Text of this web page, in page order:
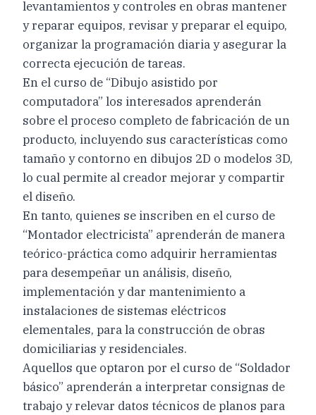
levantamientos y controles en obras mantener
y reparar equipos, revisar y preparar el equipo,
organizar la programación diaria y asegurar la
correcta ejecución de tareas.
En el curso de “Dibujo asistido por
computadora” los interesados aprenderán
sobre el proceso completo de fabricación de un
producto, incluyendo sus características como
tamaño y contorno en dibujos 2D o modelos 3D,
lo cual permite al creador mejorar y compartir
el diseño.
En tanto, quienes se inscriben en el curso de
“Montador electricista” aprenderán de manera
teórico-práctica como adquirir herramientas
para desempeñar un análisis, diseño,
implementación y dar mantenimiento a
instalaciones de sistemas eléctricos
elementales, para la construcción de obras
domiciliarias y residenciales.
Aquellos que optaron por el curso de “Soldador
básico” aprenderán a interpretar consignas de
trabajo y relevar datos técnicos de planos para